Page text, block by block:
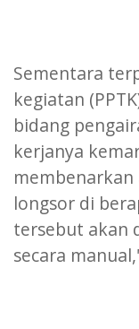
Sementara
kegiatan
bidang
kerjanya
longsor di
tersebut akan
secara